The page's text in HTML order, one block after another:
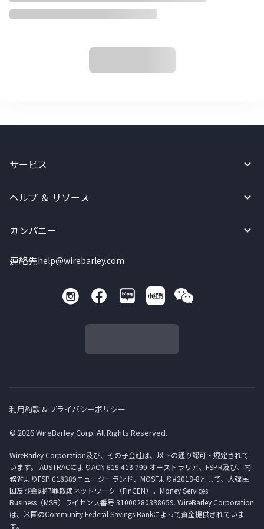
サービス
ヘルプ ＆ リソース
カンパニー
連絡先help@wirebarley.com
利用約款 & プライバシーポリシー
© 2026 WireBarley Corp. All Rights Reserved.
WireBarley Corporation及び、その子会社は、以下の通り認可・規定されて
います。 AUSTRACによりACN 615 413 799 オーストラリア、FSPR及び、内
務省よりFSP 618389ニュージーランド、MOSFより#2018-8として、大韓民
国及び金融犯罪取締ネットワーク（FinCEN）。Money Services
Business（MSB）ライセンス番号 31000280338659. WireBarley Corporation
は、米国のCommunity Federal Savings Bankによって資金提供されていま
す。